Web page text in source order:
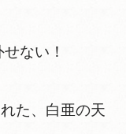
ない！
た、白亜の天